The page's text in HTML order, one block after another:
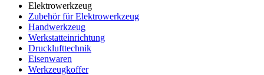
Elektrowerkzeug
Zubehör für Elektrowerkzeug
Handwerkzeug
Werkstatteinrichtung
Drucklufttechnik
Eisenwaren
Werkzeugkoffer